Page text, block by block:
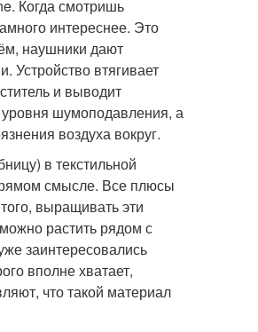
Когда смотришь
интереснее. Это
наушники дают
Устройство втягивает
и выводит
шумоподавления, а
воздуха вокруг.
в текстильной
смысле. Все плюсы
выращивать эти
растить рядом с
заинтересовались
вполне хватает,
что такой материал